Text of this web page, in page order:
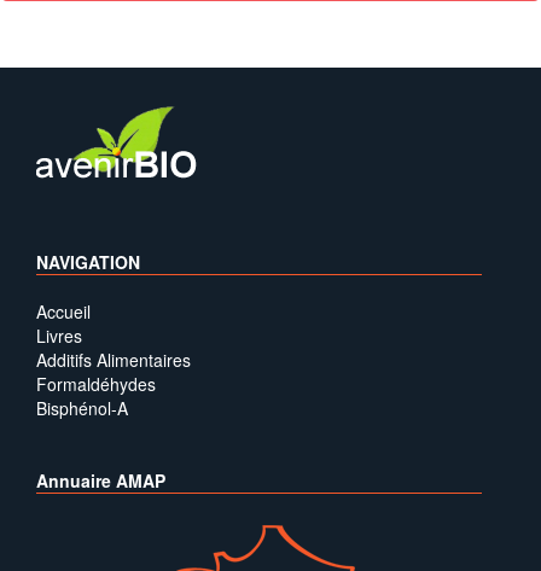
NAVIGATION
Accueil
Livres
Additifs Alimentaires
Formaldéhydes
Bisphénol-A
Annuaire AMAP